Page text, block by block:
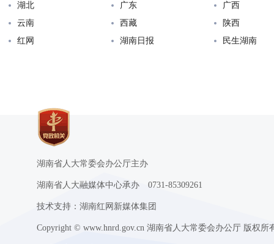
湖北
广东
广西
云南
西藏
陕西
红网
湖南日报 民生湖南
湖南省人大常委会办公厅主办
湖南省人大融媒体中心承办 0731-85309261
技术支持：湖南红网新媒体集团
Copyright © www.hnrd.gov.cn 湖南省人大常委会办公厅 版权所